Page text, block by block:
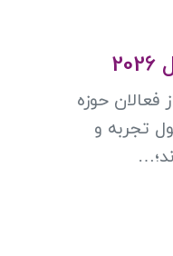
حوزه
تجربه و